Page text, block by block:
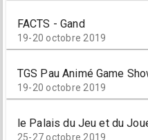
FACTS - Gand
19-20 octobre 2019
TGS Pau Animé Game
19-20 octobre 2019
le Palais du Jeu et du
25-27 octobre 2019